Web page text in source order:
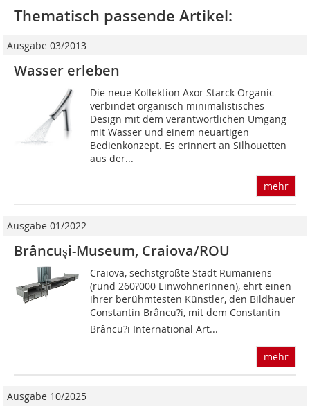
Thematisch passende Artikel:
Ausgabe 03/2013
Wasser erleben
Die neue Kollektion Axor Starck Organic
verbindet organisch minimalistisches
Design mit dem verantwortlichen Umgang
mit Wasser und einem neuartigen
Bedienkonzept. Es erinnert an Silhouetten
aus der...
mehr
Ausgabe 01/2022
Brâncuși-Museum, Craiova/ROU
Craiova, sechstgrößte Stadt Rumäniens
(rund 260?000 EinwohnerInnen), ehrt einen
ihrer berühmtesten Künstler, den Bildhauer
Constantin Brâncu?i, mit dem Constantin
Brâncu?i International Art...
mehr
Ausgabe 10/2025